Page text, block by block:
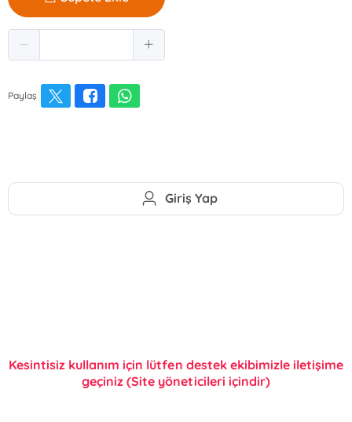
Paylaş
Giriş Yap
Kesintisiz kullanım için lütfen destek ekibimizle iletişime
geçiniz (Site yöneticileri içindir)